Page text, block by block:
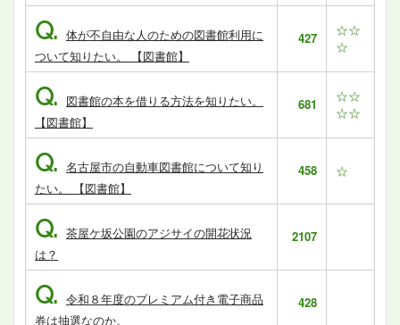
Q. 体が不自由な人のための図書館利用に
ついて知りたい。 【図書館】
427
☆☆
☆
Q. 図書館の本を借りる方法を知りたい。
【図書館】
681
☆☆
☆☆
Q. 名古屋市の自動車図書館について知り
たい。 【図書館】
458 ☆
Q. 茶屋ケ坂公園のアジサイの開花状況
は？
2107
Q. 令和８年度のプレミアム付き電子商品
券は抽選なのか。
428